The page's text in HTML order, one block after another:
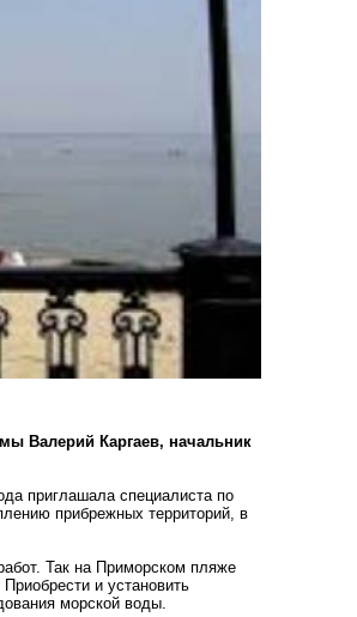
Валерий Каргаев, начальник
приглашала специалиста по
прибрежных территорий, в
Так на Приморском пляже
и установить
морской воды.